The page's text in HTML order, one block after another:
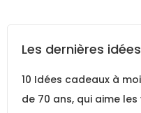
Les dernières
10 Idées cadeaux à
de 70 ans, qui aime